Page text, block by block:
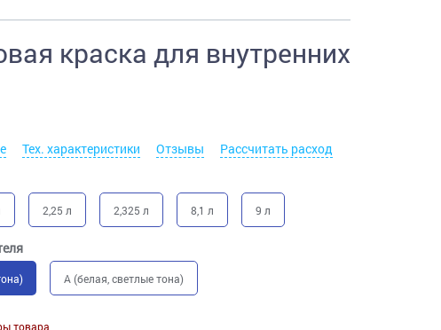
краска для внутренних
Тех. характеристики Отзывы
Рассчитать расход
2,25 л 2,325 л 8,1 л 9 л
A (белая, светлые тона)
товара